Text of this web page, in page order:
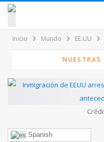
contenido
Inicio Mundo EE.UU
NUESTRAS
Spanish